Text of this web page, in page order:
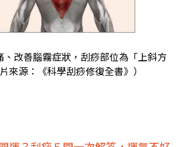
改善腦霧症狀，刮痧部位為「上斜方
來源：《科學刮痧修復全書》）